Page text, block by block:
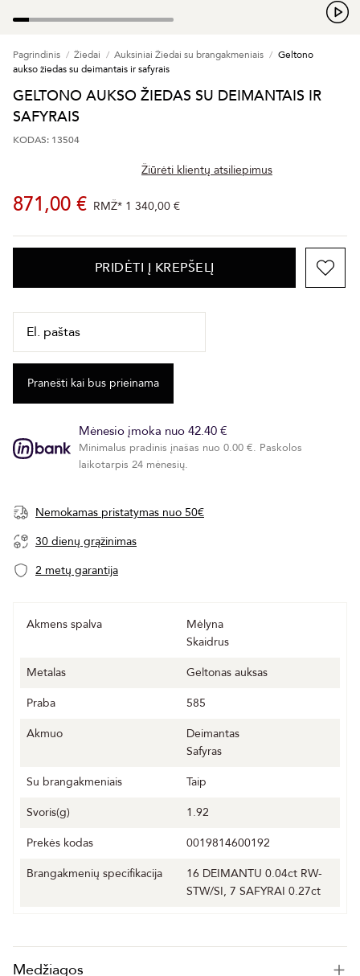
Pagrindinis Žiedai Auksiniai Žiedai su brangakmeniais
Geltono
aukso žiedas su deimantais ir safyrais
GELTONO AUKSO ŽIEDAS SU DEIMANTAIS IR
SAFYRAIS
KODAS: 13504
Žiūrėti klientų atsiliepimus
871,00 € RMŽ* 1 340,00 €
PRIDĖTI Į KREPŠELĮ
Mėnesio įmoka nuo 42.40 €
Minimalus pradinis įnašas nuo 0.00 €. Paskolos
laikotarpis 24 mėnesių.
Nemokamas pristatymas nuo 50€
30 dienų grąžinimas
2 metų garantija
Akmens spalva
Mėlyna
Skaidrus
Metalas
Geltonas auksas
Praba
585
Akmuo
Deimantas
Safyras
Su brangakmeniais
Taip
Svoris(g)
1.92
Prekės kodas
0019814600192
Brangakmenių specifikacija
16 DEIMANTU 0.04ct RW-
STW/SI, 7 SAFYRAI 0.27ct
Medžiagos